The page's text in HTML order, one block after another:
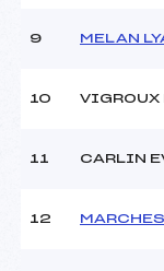
9 MELAN
10 VIGROUX
11 CARLIN
12